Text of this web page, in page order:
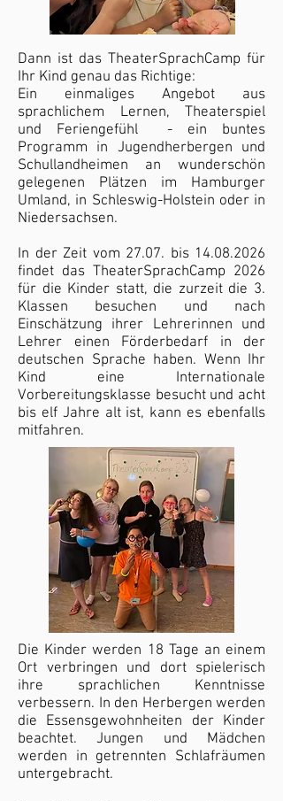
Dann ist das TheaterSprachCamp für
Ihr Kind genau das Richtige:
Ein einmaliges Angebot aus
sprachlichem Lernen, Theaterspiel
und Feriengefühl - ein buntes
Programm in Jugendherbergen und
Schullandheimen an wunderschön
gelegenen Plätzen im Hamburger
Umland, in Schleswig-Holstein oder in
Niedersachsen.
In der Zeit vom 27.07. bis 14.08.2026
findet das TheaterSprachCamp 2026
für die Kinder statt, die zurzeit die 3.
Klassen besuchen und nach
Einschätzung ihrer Lehrerinnen und
Lehrer einen Förderbedarf in der
deutschen Sprache haben. Wenn Ihr
Kind eine Internationale
Vorbereitungsklasse besucht und acht
bis elf Jahre alt ist, kann es ebenfalls
mitfahren.
Die Kinder werden 18 Tage an einem
Ort verbringen und dort spielerisch
ihre sprachlichen Kenntnisse
verbessern. In den Herbergen werden
die Essensgewohnheiten der Kinder
beachtet. Jungen und Mädchen
werden in getrennten Schlafräumen
untergebracht.